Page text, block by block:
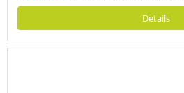
Details